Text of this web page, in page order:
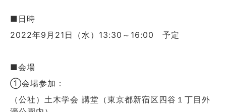
■日時
2022年9月21日（水）13:30～16:00 予定
■会場
①会場参加：
（公社）土木学会 講堂（東京都新宿区四谷１丁目外